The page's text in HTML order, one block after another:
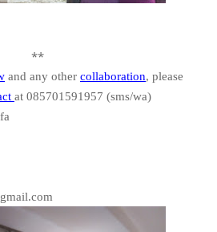
**
and any other collaboration, please
at 085701591957 (sms/wa)